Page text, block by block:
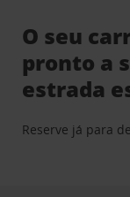
O seu
pronto a
estrada
Reserve já para